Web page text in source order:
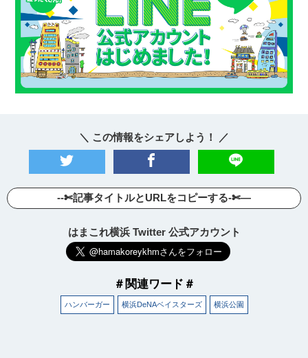
＼ この情報をシェアしよう！ ／
--✄記事タイトルとURLをコピーする-✄—
はまこれ横浜 Twitter 公式アカウント
＃関連ワード＃
ハンバーガー 横浜DeNAベイスターズ 横浜公園